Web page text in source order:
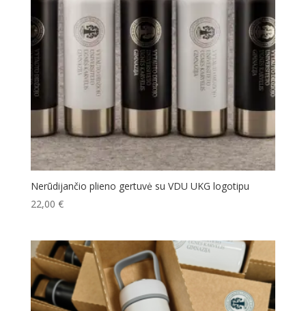
Nerūdijančio plieno gertuvė su VDU UKG logotipu
22,00 €